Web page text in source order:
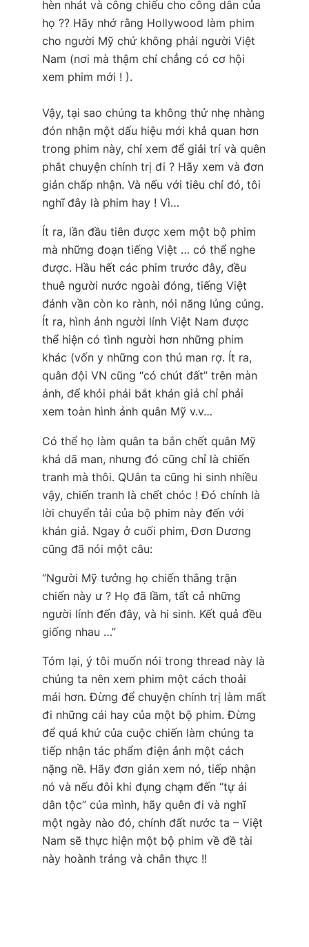
hèn nhát và công chiếu cho công dân của
họ ?? Hãy nhớ rằng Hollywood làm phim
cho người Mỹ chứ không phải người Việt
Nam (nơi mà thậm chí chẳng có cơ hội
xem phim mới ! ).
Vậy, tại sao chúng ta không thử nhẹ nhàng
đón nhận một dấu hiệu mới khả quan hơn
trong phim này, chỉ xem để giải trí và quên
phắt chuyện chính trị đi ? Hãy xem và đơn
giản chấp nhận. Và nếu với tiêu chỉ đó, tôi
nghĩ đây là phim hay ! Vì…
Ít ra, lần đầu tiên được xem một bộ phim
mà những đoạn tiếng Việt … có thể nghe
được. Hầu hết các phim trước đây, đều
thuê người nước ngoài đóng, tiếng Việt
đánh vần còn ko rành, nói năng lủng củng.
Ít ra, hình ảnh người lính Việt Nam được
thể hiện có tình người hơn những phim
khác (vốn y những con thú man rợ. Ít ra,
quân đội VN cũng “có chút đất” trên màn
ảnh, để khỏi phải bắt khán giả chỉ phải
xem toàn hình ảnh quân Mỹ v.v…
Có thể họ làm quân ta bắn chết quân Mỹ
khá dã man, nhưng đó cũng chỉ là chiến
tranh mà thôi. QUân ta cũng hi sinh nhiều
vậy, chiến tranh là chết chóc ! Đó chính là
lời chuyển tải của bộ phim này đến với
khán giả. Ngay ở cuối phim, Đơn Dương
cũng đã nói một câu:
“Người Mỹ tưởng họ chiến thắng trận
chiến này ư ? Họ đã lầm, tất cả những
người lính đến đây, và hi sinh. Kết quả đều
giống nhau …”
Tóm lại, ý tôi muốn nói trong thread này là
chúng ta nên xem phim một cách thoải
mái hơn. Đừng để chuyện chính trị làm mất
đi những cái hay của một bộ phim. Đừng
để quá khứ của cuộc chiến làm chúng ta
tiếp nhận tác phẩm điện ảnh một cách
nặng nề. Hãy đơn giản xem nó, tiếp nhận
nó và nếu đôi khi đụng chạm đến “tự ái
dân tộc” của mình, hãy quên đi và nghĩ
một ngày nào đó, chính đất nước ta – Việt
Nam sẽ thực hiện một bộ phim về đề tài
này hoành tráng và chân thực !!